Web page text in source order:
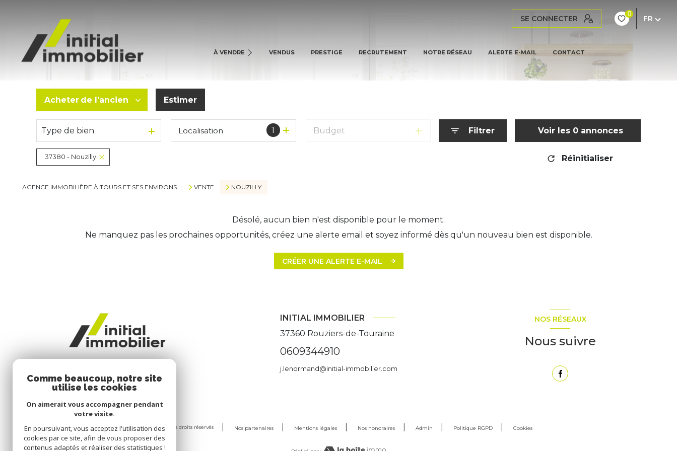
SE CONNECTER
0
FR
À VENDRE
APPARTEMENTSVENDUS PRESTIGE RECRUTEMENT NOTRE RÉSEAU ALERTE E-MAIL CONTACT
Acheter de l'ancien
De l'ancien
Estimer
Type de bien 1
Localisation Budget Filtrer Voir les 0annonces
37380 - Nouzilly Réinitialiser
AGENCE IMMOBILIÈRE À TOURS ET SES ENVIRONS VENTE NOUZILLY
Désolé, aucun bien n'est disponible pour le moment.
Ne manquez pas les prochaines opportunités, créez une alerte email et soyez informé dès qu'un nouveau bien est disponible.
CRÉER UNE ALERTE E-MAIL
INITIAL IMMOBILIER
37360 Rouziers-de-Touraine
0609344910
j.lenormand@initial-immobilier.com
NOS RÉSEAUX
Nous suivre
© 2026 | Tous droits réservés Nos partenaires Mentions légales Nos honoraires Admin Politique RGPD Cookies
Comme beaucoup, notre site
utilise les cookies
On aimerait vous accompagner pendant
votre visite.
En poursuivant, vous acceptez l'utilisation des
cookies par ce site, afin de vous proposer des
contenus adaptés et réaliser des statistiques !